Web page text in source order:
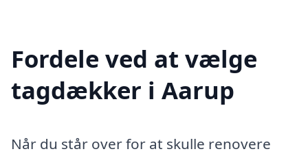
Fordele ved at vælge
tagdækker i Aarup
Når du står over for at skulle renovere